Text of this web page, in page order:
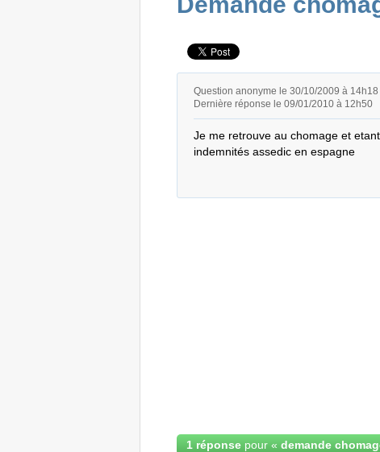
Question anonyme le 30/10/2009 à 14h18
Dernière réponse le 09/01/2010 à 12h50
Je me retrouve au chomage et
indemnités assedic en espagne
1 réponse pour « demande